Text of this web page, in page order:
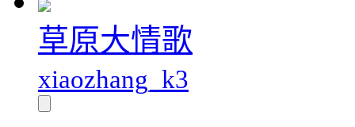
草原大情歌
xiaozhang_k3